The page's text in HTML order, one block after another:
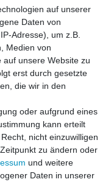
handelt es sich um ein Pflichtfeld.
auf unserer
Daten von
Adresse), um z.B.
Medien von
unsere Website zu
erst durch gesetzte
die wir in den
oder aufgrund eines
kann erteilt
nicht einzuwilligen
zu ändern oder
und weitere
Daten in unserer